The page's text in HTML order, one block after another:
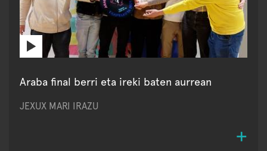
Araba final berri eta ireki baten aurrean
JEXUX MARI IRAZU